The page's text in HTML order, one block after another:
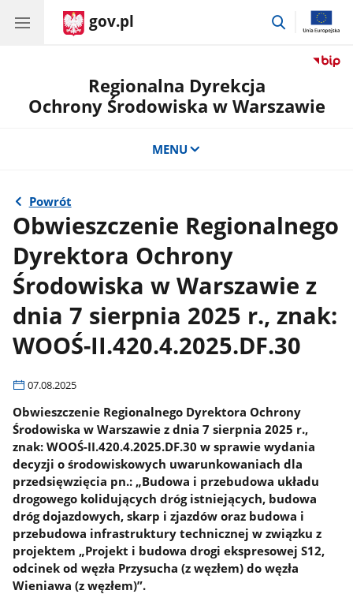
gov.pl
przejdź
Regionalna Dyrekcja
Ochrony Środowiska w Warszawie
MENU
Powrót
Obwieszczenie Regionalnego
Dyrektora Ochrony
Środowiska w Warszawie z
dnia 7 sierpnia 2025 r., znak:
WOOŚ-II.420.4.2025.DF.30
07.08.2025
Obwieszczenie Regionalnego Dyrektora Ochrony
Środowiska w Warszawie z dnia 7 sierpnia 2025 r.,
znak: WOOŚ-II.420.4.2025.DF.30 w sprawie wydania
decyzji o środowiskowych uwarunkowaniach dla
przedsięwzięcia pn.: „Budowa i przebudowa układu
drogowego kolidujących dróg istniejących, budowa
dróg dojazdowych, skarp i zjazdów oraz budowa i
przebudowa infrastruktury technicznej w związku z
projektem „Projekt i budowa drogi ekspresowej S12,
odcinek od węzła Przysucha (z węzłem) do węzła
Wieniawa (z węzłem)”.